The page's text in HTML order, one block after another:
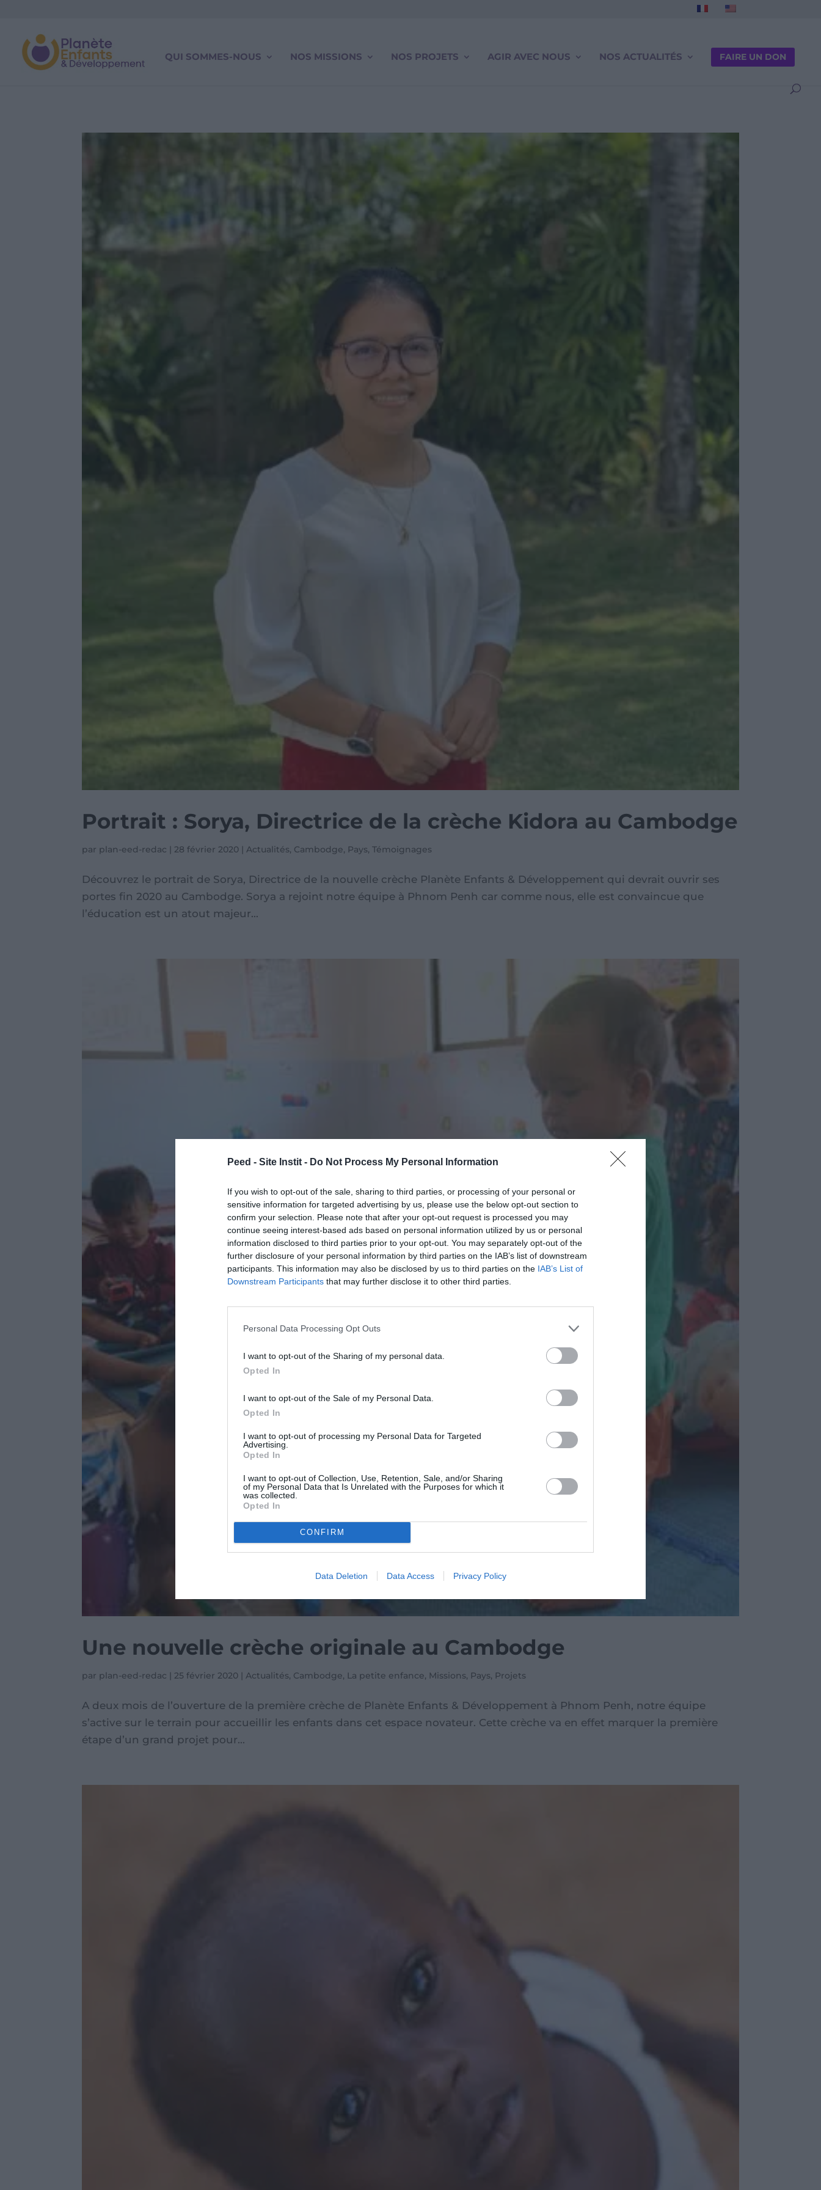
Peed - Site Instit - Do Not Process My Personal Information
If you wish to opt-out of the sale, sharing to third parties, or processing of your personal or
sensitive information for targeted advertising by us, please use the below opt-out section to
confirm your selection. Please note that after your opt-out request is processed you may
continue seeing interest-based ads based on personal information utilized by us or personal
information disclosed to third parties prior to your opt-out. You may separately opt-out of the
further disclosure of your personal information by third parties on the IAB’s list of downstream
participants. This information may also be disclosed by us to third parties on the IAB’s List of
Downstream Participants that may further disclose it to other third parties.
Personal Data Processing Opt Outs
I want to opt-out of the Sharing of my personal data.
Opted In
I want to opt-out of the Sale of my Personal Data.
Opted In
I want to opt-out of processing my Personal Data for Targeted
Advertising.
Opted In
I want to opt-out of Collection, Use, Retention, Sale, and/or Sharing
of my Personal Data that Is Unrelated with the Purposes for which it
was collected.
Opted In
CONFIRM
Data Deletion Data Access Privacy Policy
QUI SOMMES-NOUS NOS MISSIONS NOS PROJETS AGIR AVEC NOUS NOS ACTUALITÉS FAIRE UN DON
Portrait : Sorya, Directrice de la crèche Kidora au Cambodge
par plan-eed-redac | 28 février 2020 |Actualités, Cambodge, Pays,Témoignages
Découvrez le portrait de Sorya, Directrice de la nouvelle crèche Planète Enfants & Développement qui devrait ouvrir ses
portes fin 2020 au Cambodge. Sorya a rejoint notre équipe à Phnom Penh car comme nous, elle est convaincue que
l’éducation est un atout majeur...
Une nouvelle crèche originale au Cambodge
par plan-eed-redac 25 février 2020 |Actualités, Cambodge, La petite enfance, Missions, Pays, Projets
A deux mois de l’ouverture de la première crèche de Planète Enfants & Développement à Phnom Penh, notre équipe
s’active sur le terrain pour accueillir les enfants dans cet espace novateur. Cette crèche va en effet marquer la première
étape d’un grand projet pour...